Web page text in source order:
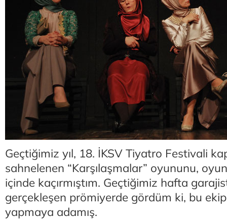
Geçtiğimiz yıl, 18. İKSV Tiyatro Festivali
sahnelenen “Karşılaşmalar” oyununu,
içinde kaçırmıştım. Geçtiğimiz hafta
gerçekleşen prömiyerde gördüm ki, bu
yapmaya adamış.